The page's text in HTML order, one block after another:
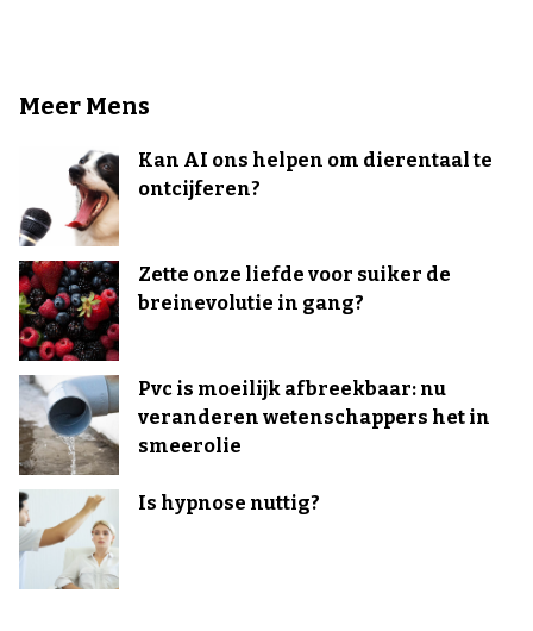
Meer Mens
Kan AI ons helpen om dierentaal te
ontcijferen?
Zette onze liefde voor suiker de
breinevolutie in gang?
Pvc is moeilijk afbreekbaar: nu
veranderen wetenschappers het in
smeerolie
Is hypnose nuttig?